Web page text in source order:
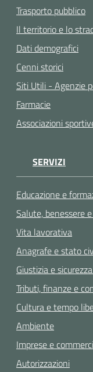
Trasporto pubblico
Il territorio e lo
Dati demografici
Cenni storici
Siti Utili - Agenzie
Farmacie
Associazioni
SERVIZI
Educazione e
Salute, benessere
Vita lavorativa
Anagrafe e stato
Giustizia e
Tributi, finanze e
Cultura e tempo
Ambiente
Imprese e
Autorizzazioni